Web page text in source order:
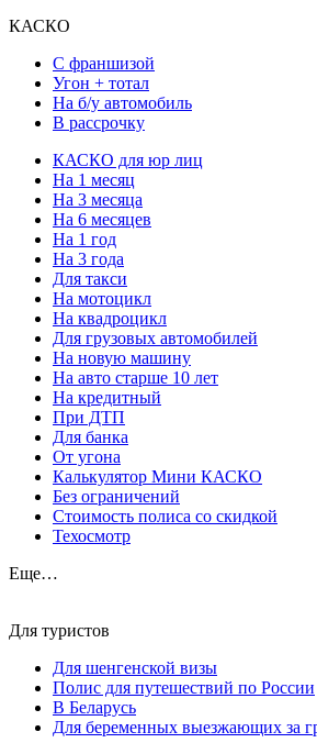
КАСКО
С франшизой
Угон + тотал
На б/у автомобиль
В рассрочку
КАСКО для юр лиц
На 1 месяц
На 3 месяца
На 6 месяцев
На 1 год
На 3 года
Для такси
На мотоцикл
На квадроцикл
Для грузовых автомобилей
На новую машину
На авто старше 10 лет
На кредитный
При ДТП
Для банка
От угона
Калькулятор Мини КАСКО
Без ограничений
Стоимость полиса со скидкой
Техосмотр
Еще…
Для туристов
Для шенгенской визы
Полис для путешествий по России
В Беларусь
Для беременных выезжающих за